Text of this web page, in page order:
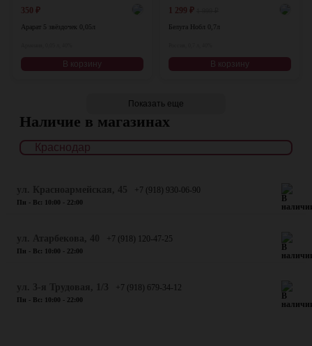
350 ₽
Арарат 5 звёздочек 0,05л
В корзину
1 299 ₽
Белуга Нобл 0,7л
В корзину
Показать еще
Наличие в магазинах
+7 (918) 930-06-90
Пн - Вс: 10:00 - 22:00
+7 (918) 120-47-25
Пн - Вс: 10:00 - 22:00
+7 (918) 679-34-12
Пн - Вс: 10:00 - 22:00